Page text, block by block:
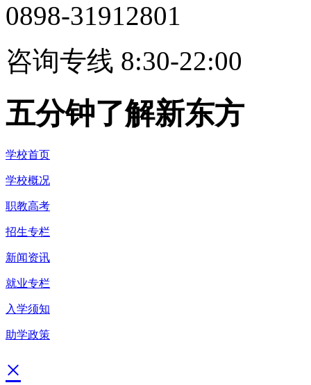
0898-31912801
咨询专线 8:30-22:00
五分钟了解新东方
学校首页
学校概况
职教高考
招生专栏
新闻资讯
就业专栏
入学须知
助学政策
×